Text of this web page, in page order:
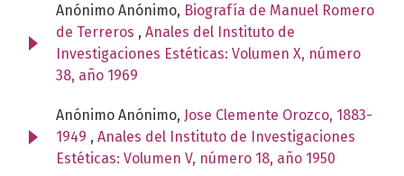
Anónimo Anónimo, Biografía de Manuel Romero
de Terreros , Anales del Instituto de
Investigaciones Estéticas: Volumen X, número
38, año 1969
Anónimo Anónimo, Jose Clemente Orozco, 1883-
1949 , Anales del Instituto de Investigaciones
Estéticas: Volumen V, número 18, año 1950